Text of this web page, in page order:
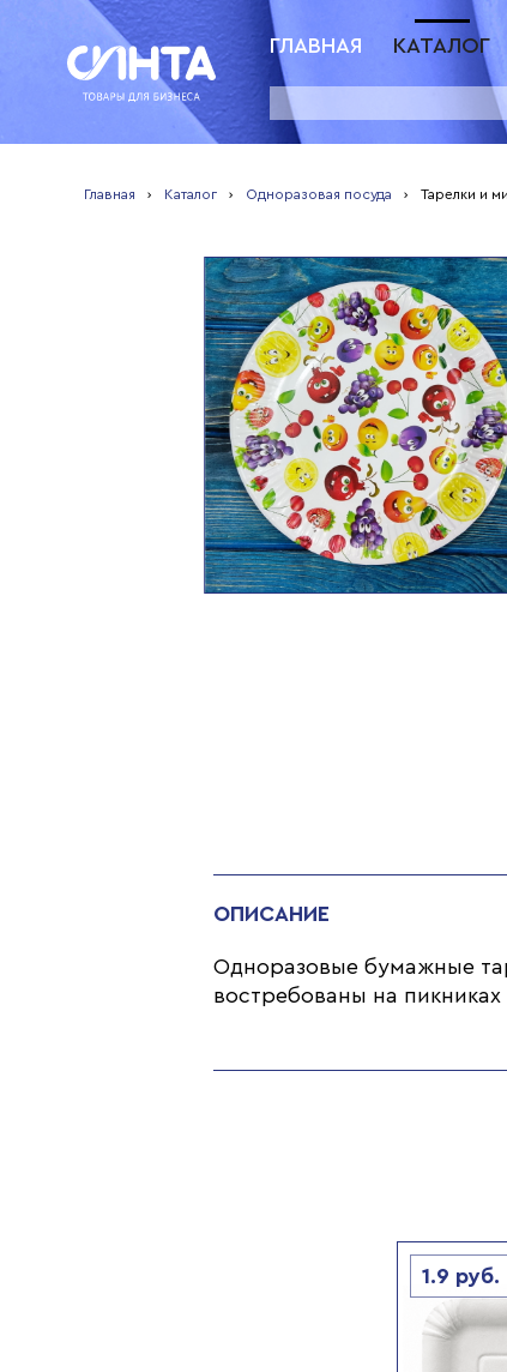
ГЛАВНАЯ КАТАЛОГ
Главная › Каталог › Одноразовая посуда › Тарелки и
ОПИСАНИЕ
Одноразовые бумажные
востребованы на пикниках
1.9 руб.